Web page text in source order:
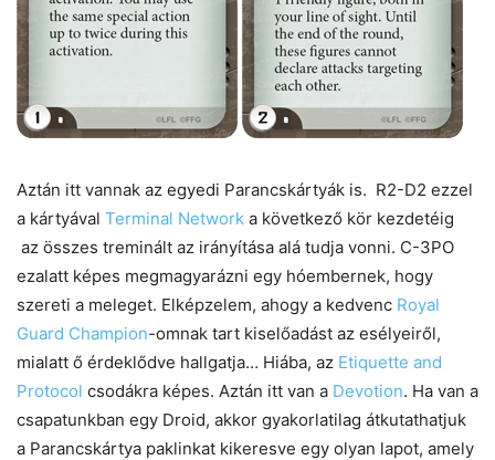
Aztán itt vannak az egyedi Parancskártyák is. R2-D2 ezzel
a kártyával Terminal Network a következő kör kezdetéig
az összes treminált az irányítása alá tudja vonni. C-3PO
ezalatt képes megmagyarázni egy hóembernek, hogy
szereti a meleget. Elképzelem, ahogy a kedvenc Royal
Guard Champion-omnak tart kiselőadást az esélyeiről,
mialatt ő érdeklődve hallgatja… Hiába, az Etiquette and
Protocol csodákra képes. Aztán itt van a Devotion. Ha van a
csapatunkban egy Droid, akkor gyakorlatilag átkutathatjuk
a Parancskártya paklinkat kikeresve egy olyan lapot, amely